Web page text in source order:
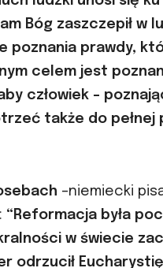
Bóg zaszczepił w
poznania prawdy,
celem jest
człowiek –
także do pełnej
–niemiecki
“Reformacja była
w świecie
odrzucił